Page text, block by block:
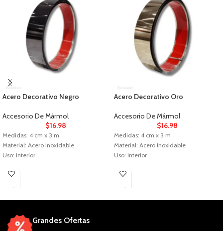
Acero Decorativo Negro
Accesorio De Mármol
$16.98
Medidas: 4 cm x 3 m
Material: Acero Inoxidable
Uso: Interior
Acero Decorativo Oro
Accesorio De Mármol
$16.98
Medidas: 4 cm x 3 m
Material: Acero Inoxidable
Uso: Interior
Grandes Ofertas